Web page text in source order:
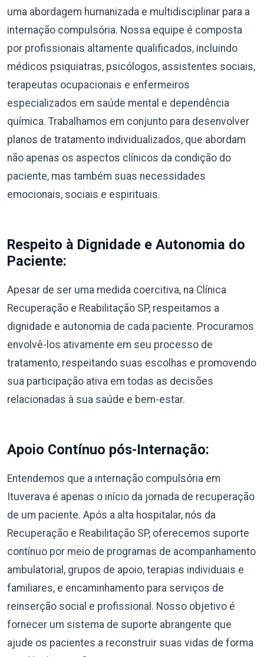
uma abordagem humanizada e multidisciplinar para a
internação compulsória. Nossa equipe é composta
por profissionais altamente qualificados, incluindo
médicos psiquiatras, psicólogos, assistentes sociais,
terapeutas ocupacionais e enfermeiros
especializados em saúde mental e dependência
química. Trabalhamos em conjunto para desenvolver
planos de tratamento individualizados, que abordam
não apenas os aspectos clínicos da condição do
paciente, mas também suas necessidades
emocionais, sociais e espirituais.
Respeito à Dignidade e Autonomia do
Paciente:
Apesar de ser uma medida coercitiva, na Clínica
Recuperação e Reabilitação SP, respeitamos a
dignidade e autonomia de cada paciente. Procuramos
envolvê-los ativamente em seu processo de
tratamento, respeitando suas escolhas e promovendo
sua participação ativa em todas as decisões
relacionadas à sua saúde e bem-estar.
Apoio Contínuo pós-Internação:
Entendemos que a internação compulsória em
Ituverava é apenas o início da jornada de recuperação
de um paciente. Após a alta hospitalar, nós da
Recuperação e Reabilitação SP, oferecemos suporte
contínuo por meio de programas de acompanhamento
ambulatorial, grupos de apoio, terapias individuais e
familiares, e encaminhamento para serviços de
reinserção social e profissional. Nosso objetivo é
fornecer um sistema de suporte abrangente que
ajude os pacientes a reconstruir suas vidas de forma